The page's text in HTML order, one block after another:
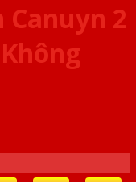
Canuyn 2